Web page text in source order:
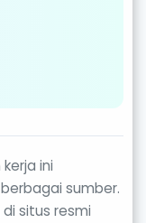
ini
sumber.
situs resmi